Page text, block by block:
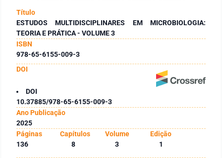
Título
ESTUDOS MULTIDISCIPLINARES EM MICROBIOLOGIA:
TEORIA E PRÁTICA - VOLUME 3
ISBN
978-65-6155-009-3
DOI
DOI
10.37885/978-65-6155-009-3
Ano Publicação
2025
Páginas
Capítulos Volume
Edição
136
8 3 1